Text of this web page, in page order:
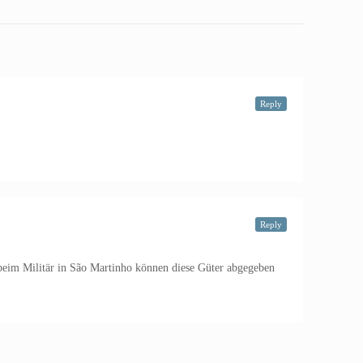
Reply
Militär in São Martinho können diese Güter abgegeben
Reply